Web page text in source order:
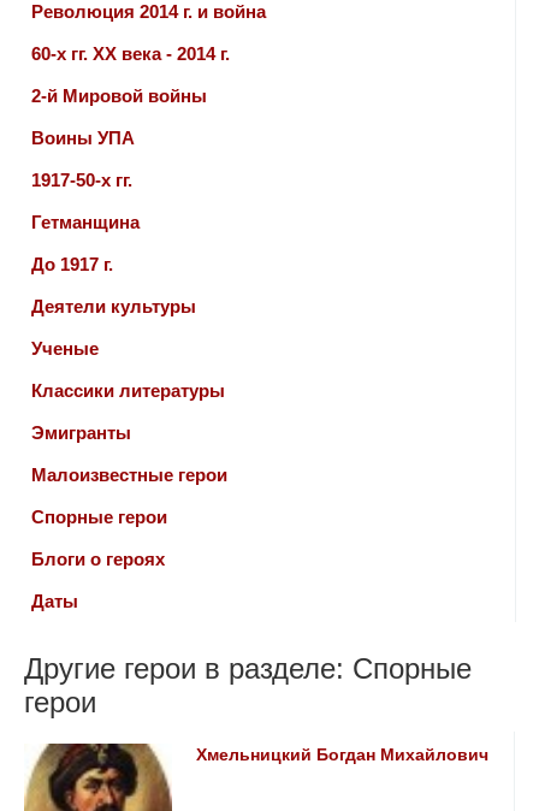
Революция 2014 г. и война
60-х гг. ХХ века - 2014 г.
2-й Мировой войны
Воины УПА
1917-50-х гг.
Гетманщина
До 1917 г.
Деятели культуры
Ученые
Классики литературы
Эмигранты
Малоизвестные герои
Спорные герои
Блоги о героях
Даты
Другие герои в разделе: Спорные
герои
Хмельницкий Богдан Михайлович